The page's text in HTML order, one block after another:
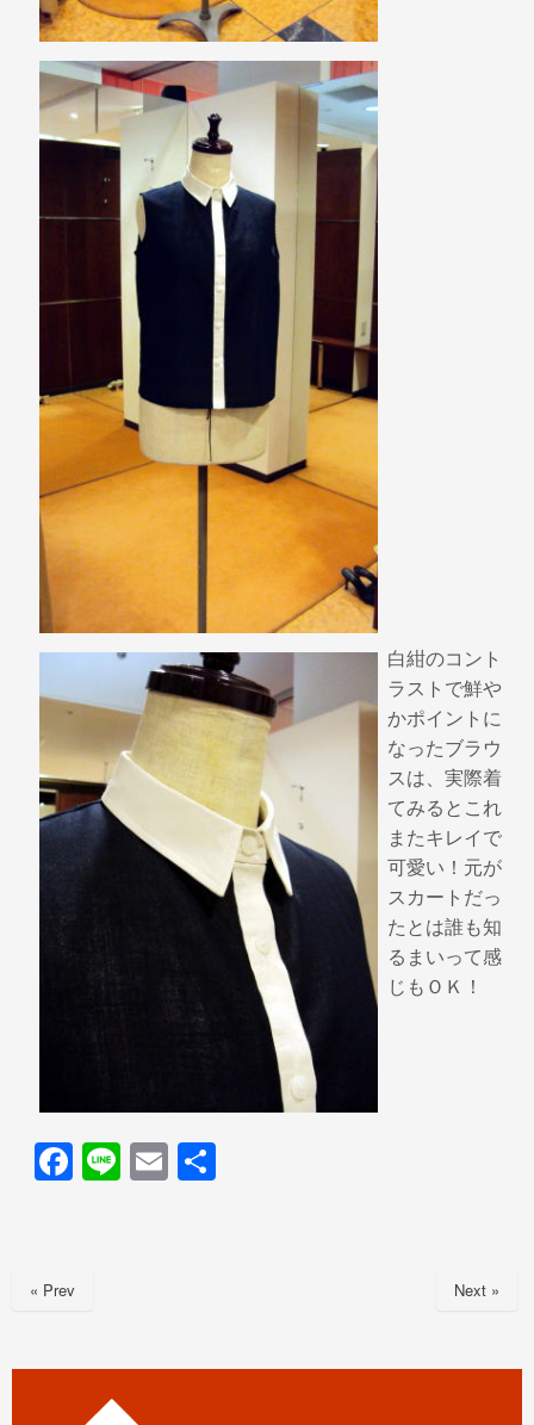
白紺のコント
ラストで鮮や
かポイントに
なったブラウ
スは、実際着
てみるとこれ
またキレイで
可愛い！元が
スカートだっ
たとは誰も知
るまいって感
じもＯＫ！
F
a
e
Li
n
E
m
« Prev Next »